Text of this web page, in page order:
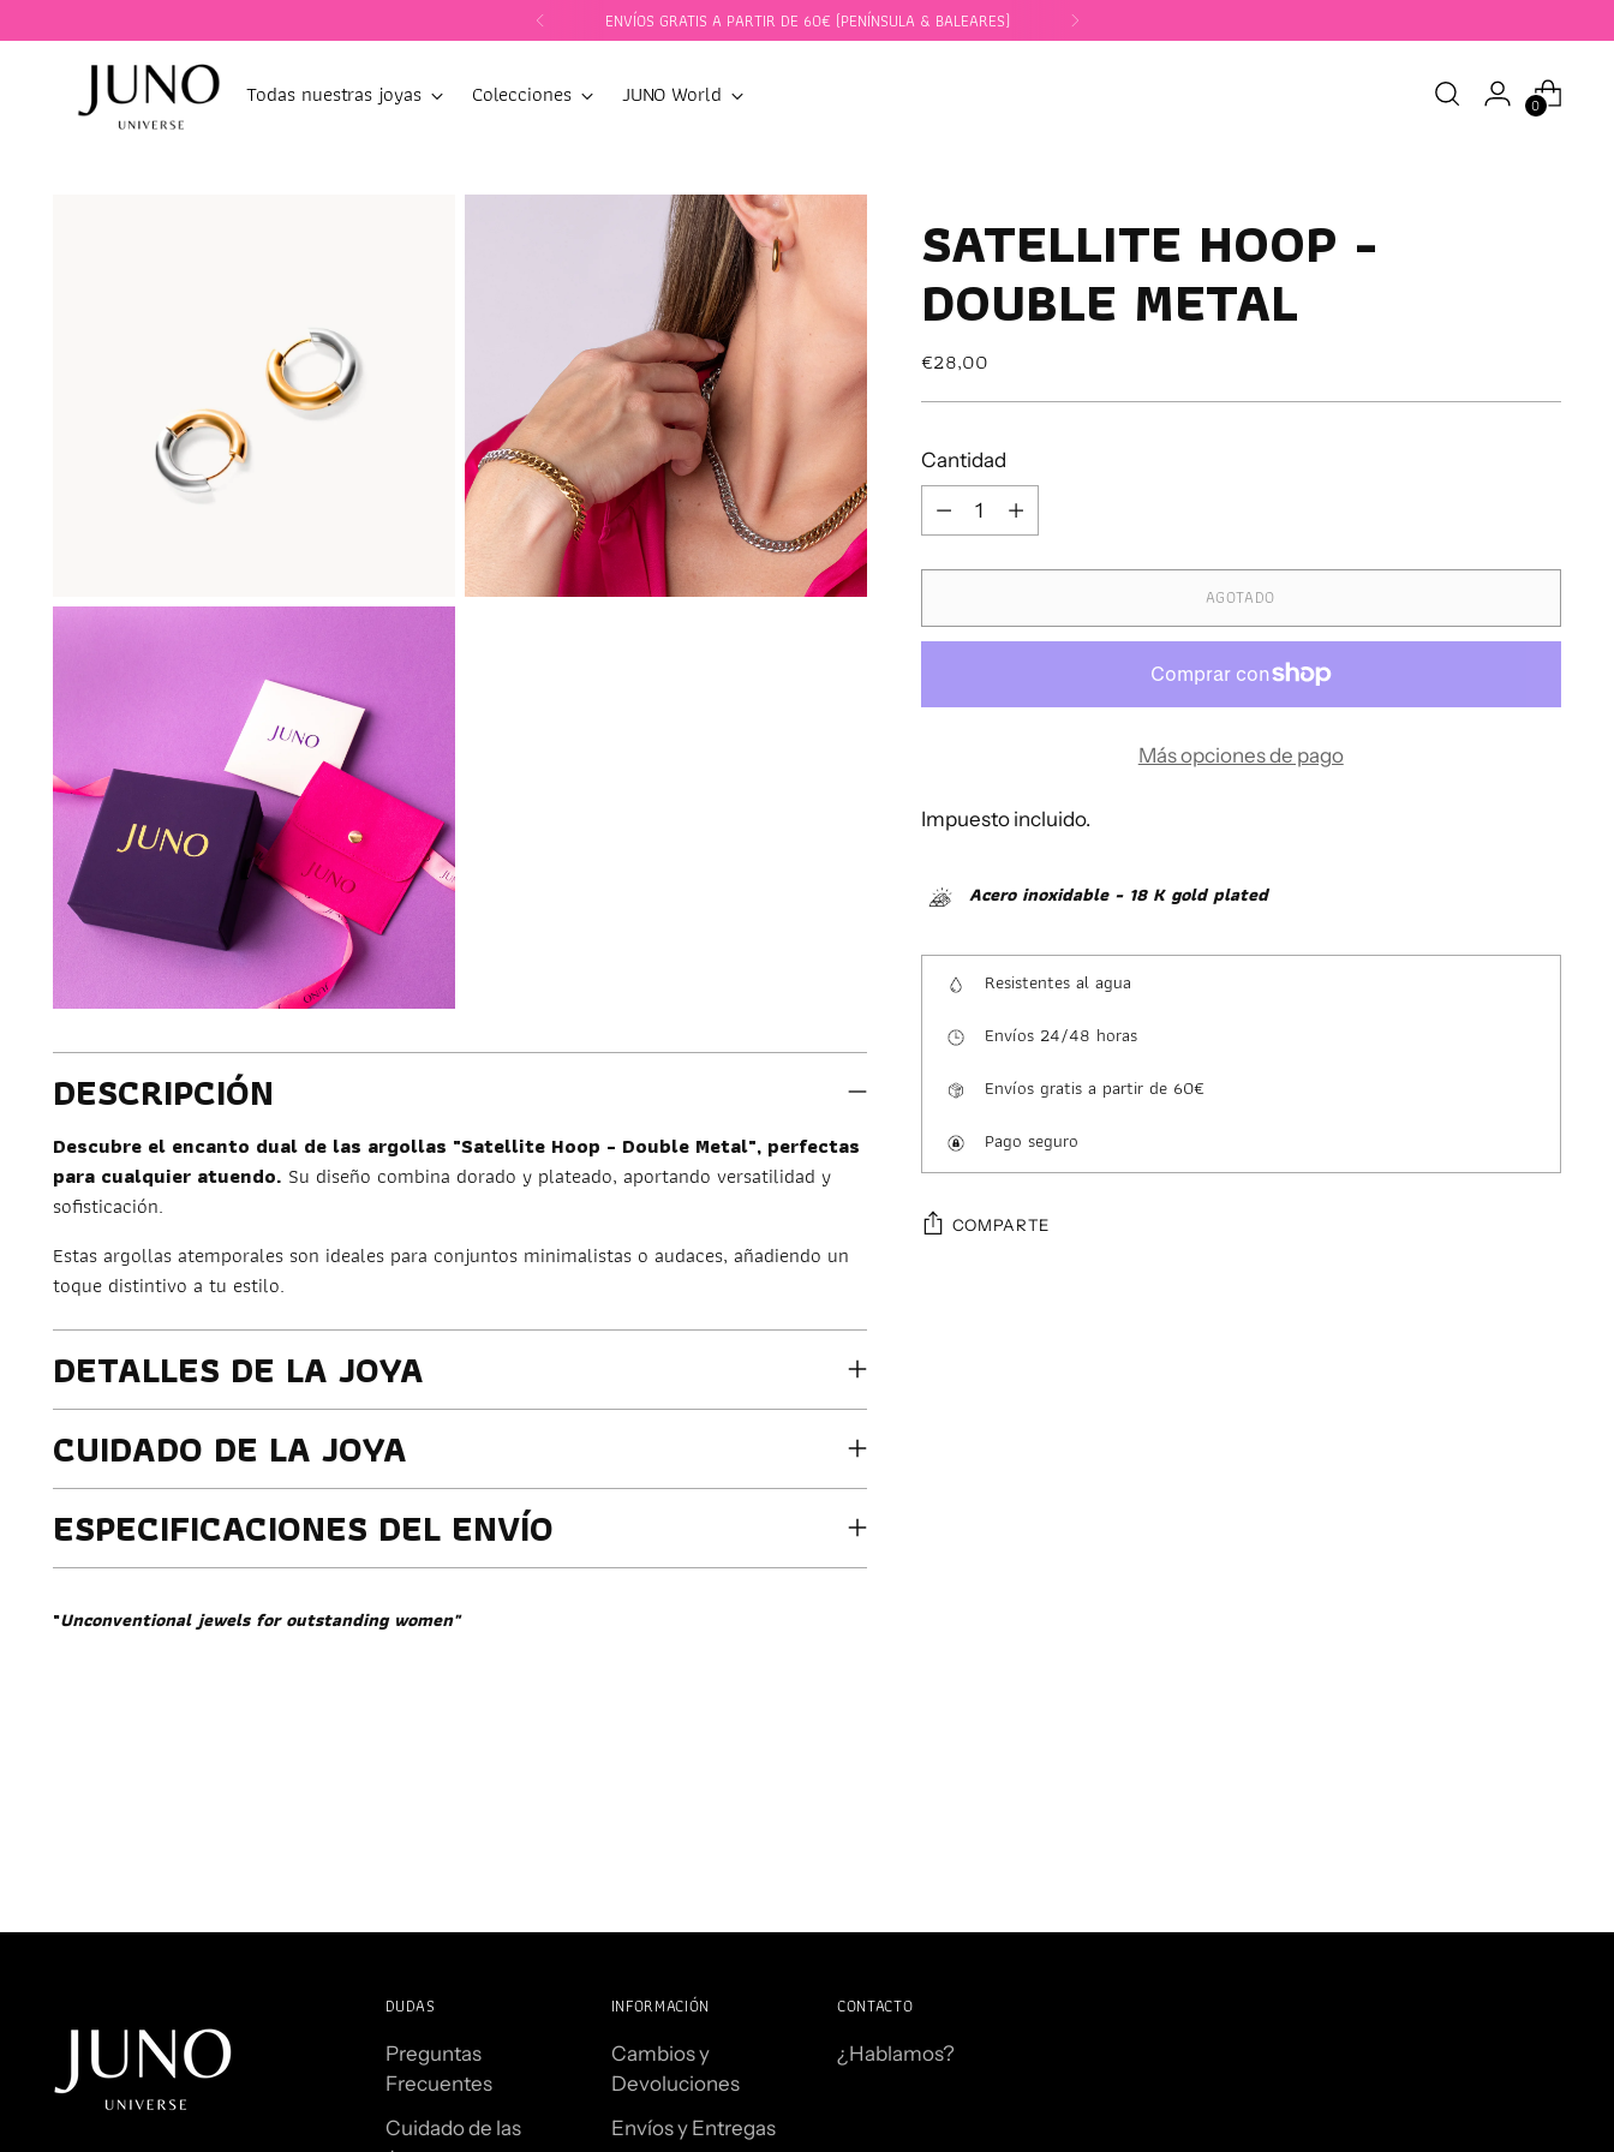
ENVÍOS GRATIS A PARTIR DE 60€ (PENÍNSULA & BALEARES)
Todas nuestras joyas Colecciones JUNO World 0
DESCRIPCIÓN
Descubre el encanto dual de las argollas "Satellite Hoop - Double Metal", perfectas
para cualquier atuendo. Su diseño combina dorado y plateado, aportando versatilidad y
sofisticación.
Estas argollas atemporales son ideales para conjuntos minimalistas o audaces, añadiendo un
toque distintivo a tu estilo.
DETALLES DE LA JOYA
CUIDADO DE LA JOYA
ESPECIFICACIONES DEL ENVÍO
"Unconventional jewels for outstanding women"
SATELLITE HOOP -
DOUBLE METAL
Precio
€28,00
Cantidad
Cantidad
AGOTADO
Más opciones de pago
Impuesto incluido.
Acero inoxidable - 18 K gold plated
Resistentes al agua
Envíos 24/48 horas
Envíos gratis a partir de 60€
Pago seguro
COMPARTE
DUDAS
Preguntas
Frecuentes
Cuidado de las
INFORMACIÓN
Cambios y
Devoluciones
Envíos y Entregas
CONTACTO
¿Hablamos?